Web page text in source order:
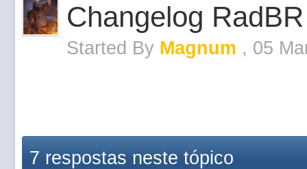
Changelog RadBR
Started By Magnum , 05
7 respostas neste tópico